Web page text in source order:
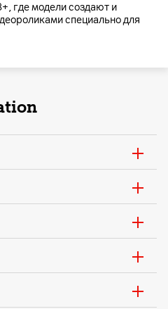
где модели создают и
специально для